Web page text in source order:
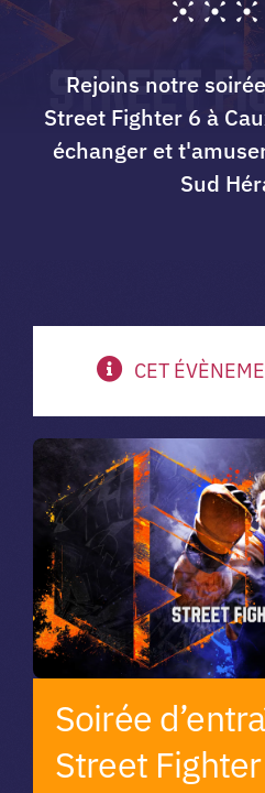
A propos
Rejoins notre
Street Fighter 6 à
échanger et
Sud
CET
Soirée
Street